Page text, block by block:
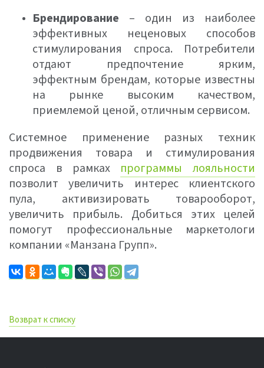
Брендирование – один из наиболее
эффективных неценовых способов
стимулирования спроса. Потребители
отдают предпочтение ярким,
эффектным брендам, которые известны
на рынке высоким качеством,
приемлемой ценой, отличным сервисом.
Системное применение разных техник
продвижения товара и стимулирования
спроса в рамках программы лояльности
позволит увеличить интерес клиентского
пула, активизировать товарооборот,
увеличить прибыль. Добиться этих целей
помогут профессиональные маркетологи
компании «Манзана Групп».
Возврат к списку